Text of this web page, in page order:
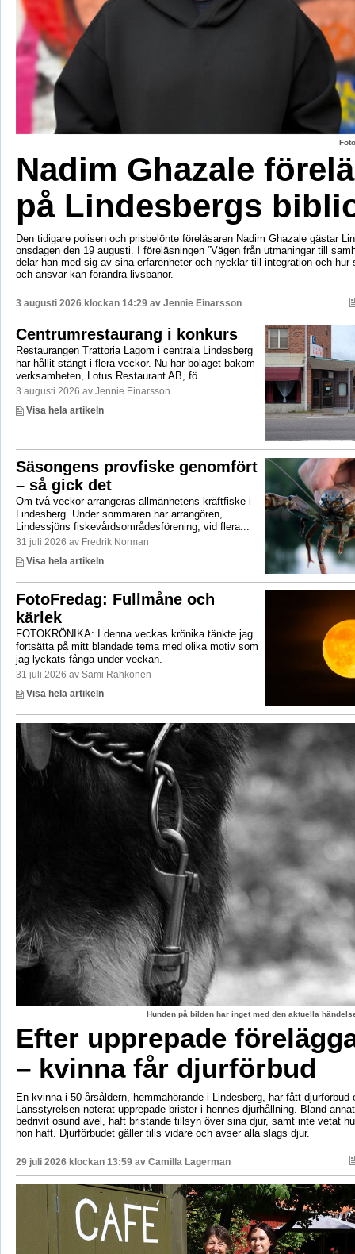
Nadim Ghazale
på Lindesbergs
Den tidigare polisen och prisbelönte föreläsaren Nadim Ghazale gästar
onsdagen den 19 augusti. I föreläsningen ”Vägen från utmaningar till
delar han med sig av sina erfarenheter och nycklar till integration och hur
och ansvar kan förändra livsbanor.
3 augusti 2026 klockan 14:29 av Jennie Einarsson
Centrumrestaurang i konkurs
Restaurangen Trattoria Lagom i centrala Lindesberg
har hållit stängt i flera veckor. Nu har bolaget bakom
verksamheten, Lotus Restaurant AB, fö...
3 augusti 2026 av Jennie Einarsson
Visa hela artikeln
Säsongens provfiske genomfört
– så gick det
Om två veckor arrangeras allmänhetens kräftfiske i
Lindesberg. Under sommaren har arrangören,
Lindessjöns fiskevårdsområdesförening, vid flera...
31 juli 2026 av Fredrik Norman
Visa hela artikeln
FotoFredag: Fullmåne och
kärlek
FOTOKRÖNIKA: I denna veckas krönika tänkte jag
fortsätta på mitt blandade tema med olika motiv som
jag lyckats fånga under veckan.
31 juli 2026 av Sami Rahkonen
Visa hela artikeln
Hunden på bilden har inget med den aktuella
Efter upprepade
– kvinna får djurförbud
En kvinna i 50-årsåldern, hemmahörande i Lindesberg, har fått djurförbud
Länsstyrelsen noterat upprepade brister i hennes djurhållning. Bland
bedrivit osund avel, haft bristande tillsyn över sina djur, samt inte vetat
hon haft. Djurförbudet gäller tills vidare och avser alla slags djur.
29 juli 2026 klockan 13:59 av Camilla Lagerman